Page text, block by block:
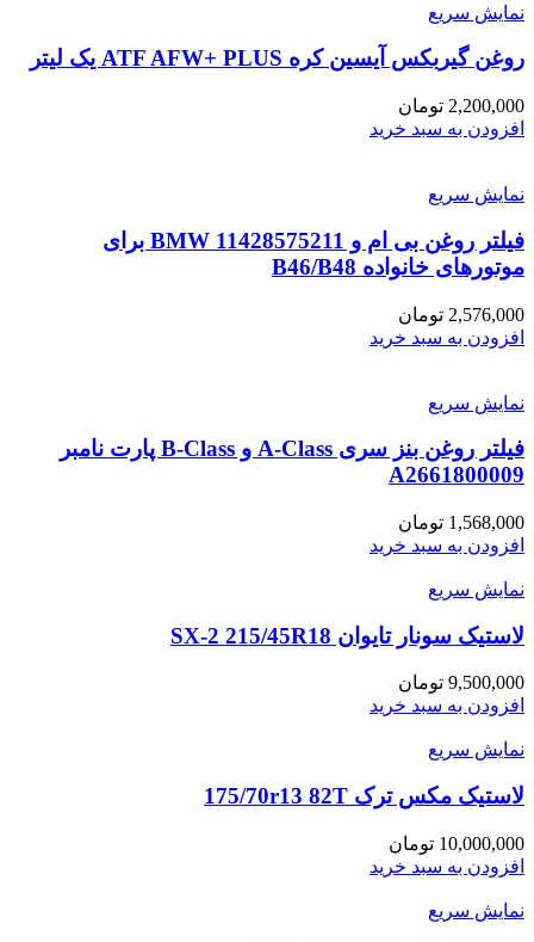
نمایش سریع
روغن گیربکس آیسین کره ATF AFW+ PLUS یک لیتر
2,200,000 تومان
افزودن به سبد خرید
نمایش سریع
فیلتر روغن بی ام و BMW 11428575211 برای
موتورهای خانواده B46/B48
2,576,000 تومان
افزودن به سبد خرید
نمایش سریع
فیلتر روغن بنز سری A-Class و B-Class پارت نامبر
A2661800009
1,568,000 تومان
افزودن به سبد خرید
نمایش سریع
لاستیک سونار تایوان SX-2 215/45R18
9,500,000 تومان
افزودن به سبد خرید
نمایش سریع
لاستیک مکس ترک 175/70r13 82T
10,000,000 تومان
افزودن به سبد خرید
نمایش سریع